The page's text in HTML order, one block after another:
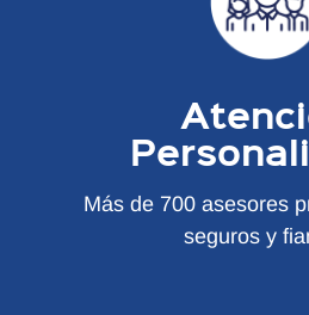
Más de 700 asesores
seguros y